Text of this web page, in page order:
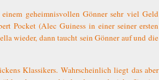
geheimnisvollen Gönner sehr viel Geld
Pocket (Alec Guiness in einer seiner ersten
wieder, dann taucht sein Gönner auf und die
Klassikers. Wahrscheinlich liegt das aber